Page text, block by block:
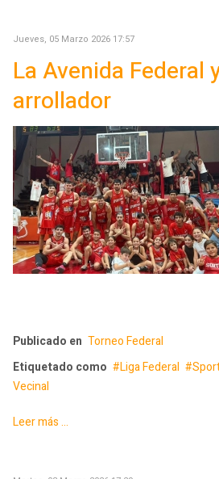
Jueves, 05 Marzo 2026 17:57
La Avenida Federal
arrollador
Publicado en Torneo Federal
Etiquetado como
Liga Federal
Vecinal
Leer más ...